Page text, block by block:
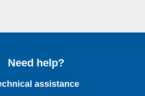
Need help?
assistance